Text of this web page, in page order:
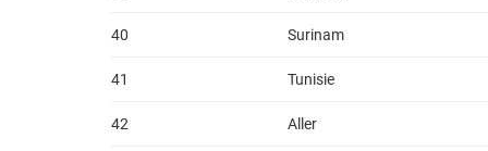
40 Surinam
41 Tunisie
42 Aller